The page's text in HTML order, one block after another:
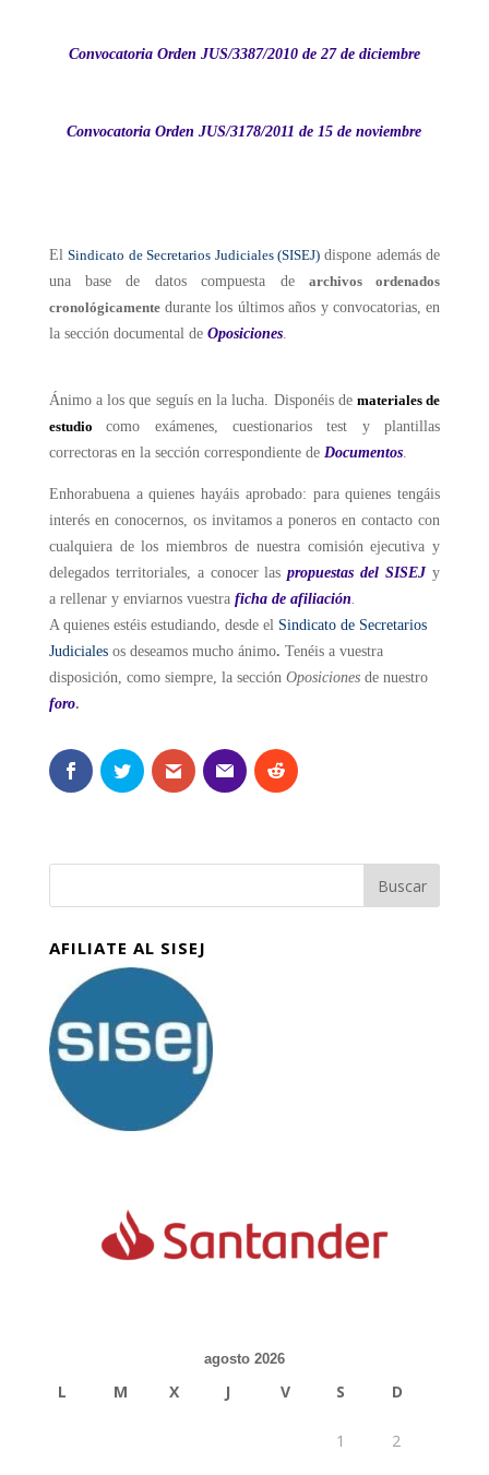
Convocatoria Orden JUS/3387/2010 de 27 de diciembre
Convocatoria Orden JUS/3178/2011 de 15 de noviembre
ElSindicato de Secretarios Judiciales (SISEJ)dispone además de
una base de datos compuesta de archivos ordenados
cronológicamentedurante los últimos años y convocatorias, en
la sección documental de Oposiciones.
Ánimo a los que seguís en la lucha. Disponéis de materiales de
estudio
como exámenes, cuestionarios test y plantillas
correctoras en la sección correspondiente de Documentos.
Enhorabuena a quienes hayáis aprobado: para quienes tengáis
interés en conocernos, os invitamos a poneros en contacto con
cualquiera de los miembros de nuestra comisión ejecutiva y
delegados territoriales, a conocer laspropuestas del SISEJy
a rellenar y enviarnos vuestra ficha de afiliación.
A quienes estéis estudiando, desde el Sindicato de Secretarios
Judicialesos deseamos mucho ánimo. Tenéis a vuestra
disposición, como siempre, la sección Oposicionesde nuestro
foro.
AFILIATE AL SISEJ
agosto 2026
L M X J V S D
1 2